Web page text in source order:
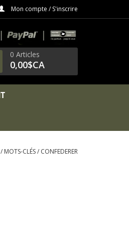
Mon compte / S'inscrire
0 Articles
0,00$CA
/ MOTS-CLÉS/ CONFEDERER